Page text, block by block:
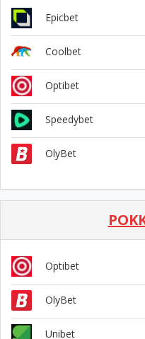
Epicbet
Coolbet
Optibet
Speedybet
OlyBet
Optibet
OlyBet
Unibet